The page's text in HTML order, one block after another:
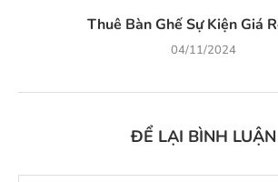
Thuê Bàn Ghế Sự Kiện Giá
04/11/2024
ĐỂ LẠI BÌNH LUẬN